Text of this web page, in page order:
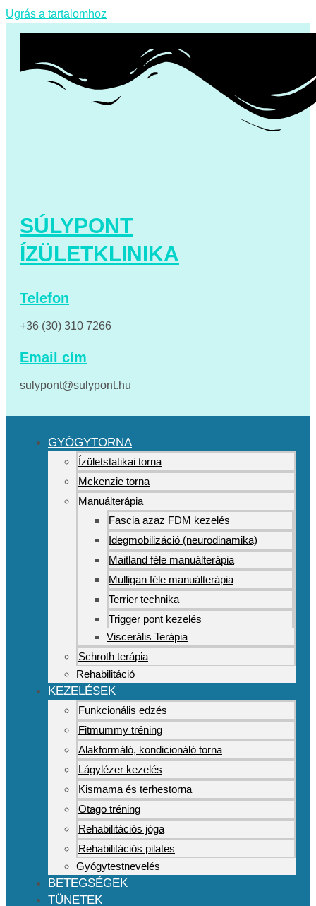
Ugrás a tartalomhoz
SÚLYPONT
ÍZÜLETKLINIKA
Telefon
+36 (30) 310 7266
Email cím
sulypont@sulypont.hu
GYÓGYTORNA
Ízületstatikai torna
Mckenzie torna
Manuálterápia
Fascia azaz FDM kezelés
Idegmobilizáció (neurodinamika)
Maitland féle manuálterápia
Mulligan féle manuálterápia
Terrier technika
Trigger pont kezelés
Viscerális Terápia
Schroth terápia
Rehabilitáció
KEZELÉSEK
Funkcionális edzés
Fitmummy tréning
Alakformáló, kondicionáló torna
Lágylézer kezelés
Kismama és terhestorna
Otago tréning
Rehabilitációs jóga
Rehabilitációs pilates
Gyógytestnevelés
BETEGSÉGEK
TÜNETEK